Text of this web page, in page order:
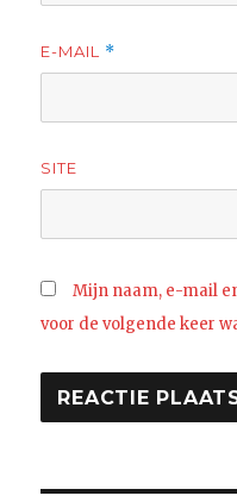
E-MAIL *
SITE
Mijn naam, e-mail
voor de volgende keer